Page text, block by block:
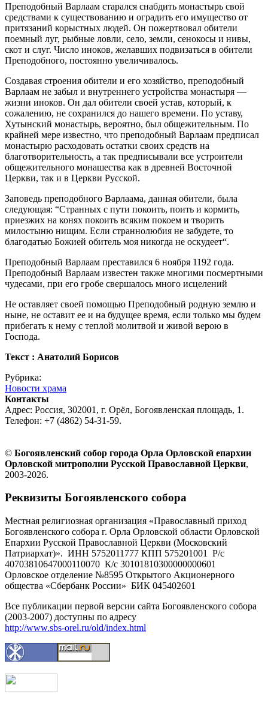
Преподобный Варлаам старался снабдить монастырь свой
средствами к существованию и оградить его имущество от
притязаний корыстных людей. Он пожертвовал обители
поемный луг, рыбные ловли, село, земли, сенокосы и нивы,
скот и слуг. Число иноков, желавших подвизаться в обители
Преподобного, постоянно увеличивалось.
Создавая строения обители и его хозяйство, преподобный
Варлаам не забыл и внутреннего устройства монастыря —
жизни иноков. Он дал обители своей устав, который, к
сожалению, не сохранился до нашего времени. По уставу,
Хутынский монастырь, вероятно, был общежительным. По
крайней мере из­вестно, что преподобный Варлаам предписал
монастырю расходовать остатки своих средств на
благотворительность, а так предписывали все устроители
общежительного монашества как в древней Восточной
Церкви, так и в Церкви Русской.
Заповедь преподобного Варлаама, данная обители, была
следующая: “Странных с пути покоить, поить и кормить,
приезжих на конях покоить всяким покоем и творить
милостыню нищим. Если страннолюбия не забудете, то
благодатью Божией обитель моя никогда не оскудеет“.
Преподобный Варлаам преставился 6 ноября 1192 года.
Преподобный Варлаам известен также многими посмертными
чудесами, при его гробе свершалось много исцелений
Не оставляет своей помощью Преподобный родную землю и
ныне, не оставит ее и на будущее время, если только мы будем
прибегать к нему с теплой молитвой и живой верою в
Господа.
Текст : Анатолий Борисов
Рубрика:
Новости храма
Контакты
Адрес: Россия, 302001, г. Орёл, Богоявленская площадь, 1.
Телефон: +7 (4862) 54-31-59.
© Богоявленский собор города Орла Орловской епархии
Орловской митрополии Русской Православной Церкви,
2003-2026.
Реквизиты Богоявленского собора
Местная религиозная организация «Православный приход
Богоявленского собора г. Орла Орловской области Орловской
Епархии Русской Православной Церкви (Московский
Патриархат)». ИНН 5752011777 КПП 575201001 Р/с
40703810647000110070 К/с 30101810300000000601
Орловское отделение №8595 Открытого Акционерного
общества «Сбербанк России» БИК 045402601
Все публикации первой версии сайта Богоявленского собора
(2003-2007) доступны по адресу
http://www.sbs-orel.ru/old/index.html